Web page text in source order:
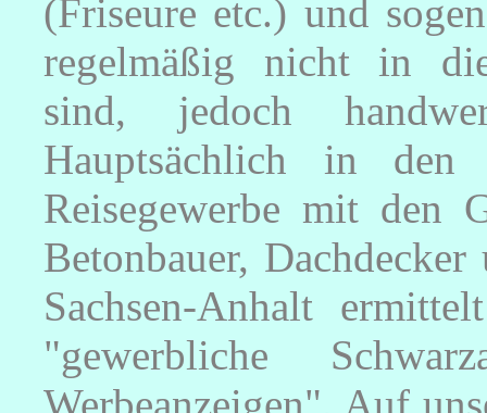
(Friseure etc.) und
regelmäßig nicht in
sind, jedoch
Hauptsächlich in den
Reisegewerbe mit den
Betonbauer,
Sachsen-Anhalt
"gewerbliche
Werbeanzeigen". Auf